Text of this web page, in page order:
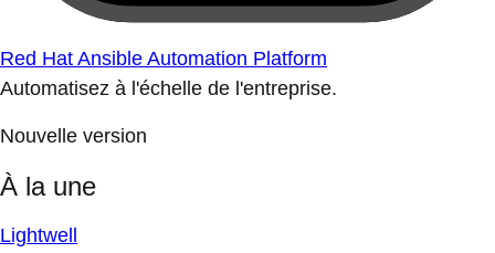
Red Hat Ansible Automation Platform
Automatisez à l'échelle de l'entreprise.
Nouvelle version
À la une
Lightwell